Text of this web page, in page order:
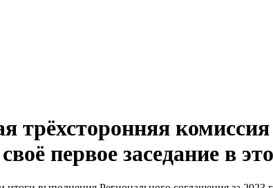
трёхсторонняя
первое заседание в